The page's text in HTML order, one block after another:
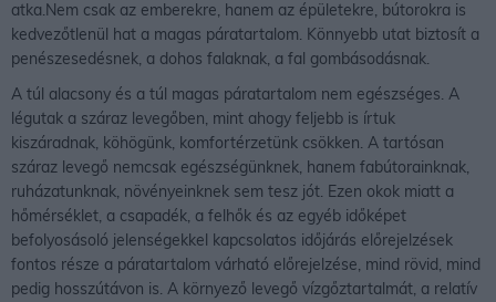
atka.Nem csak az emberekre, hanem az épületekre, bútorokra is
kedvezőtlenül hat a magas páratartalom. Könnyebb utat biztosít a
penészesedésnek, a dohos falaknak, a fal gombásodásnak.
A túl alacsony és a túl magas páratartalom nem egészséges. A
légutak a száraz levegőben, mint ahogy feljebb is írtuk
kiszáradnak, köhögünk, komfortérzetünk csökken. A tartósan
száraz levegő nemcsak egészségünknek, hanem fabútorainknak,
ruházatunknak, növényeinknek sem tesz jót. Ezen okok miatt a
hőmérséklet, a csapadék, a felhők és az egyéb időképet
befolyosásoló jelenségekkel kapcsolatos időjárás előrejelzések
fontos része a páratartalom várható előrejelzése, mind rövid, mind
pedig hosszútávon is. A környező levegő vízgőztartalmát, a relatív